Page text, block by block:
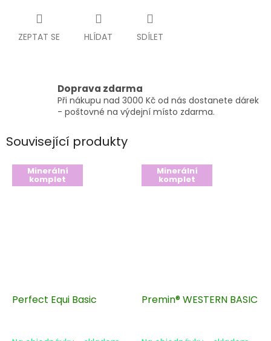
ZEPTAT SE HLÍDAT SDÍLET
Doprava zdarma
Při nákupu nad 3000 Kč od nás dostanete dárek
- poštovné na výdejní místo zdarma.
Související produkty
Minerální
komplet
Perfect Equi Basic
Minerální
komplet
Premin® WESTERN BASIC